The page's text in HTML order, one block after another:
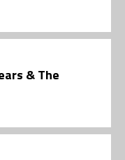
& The